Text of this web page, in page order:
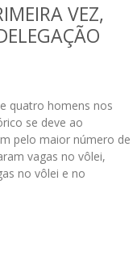
VEZ,
quatro homens nos
se deve ao
pelo maior número de
vagas no vôlei,
no vôlei e no